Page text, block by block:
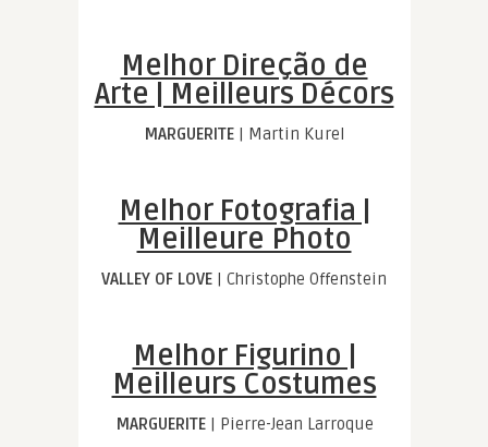
Melhor Direção de
Arte | Meilleurs Décors
MARGUERITE | Martin Kurel
Melhor Fotografia |
Meilleure Photo
VALLEY OF LOVE | Christophe Offenstein
Melhor Figurino |
Meilleurs Costumes
MARGUERITE | Pierre-Jean Larroque